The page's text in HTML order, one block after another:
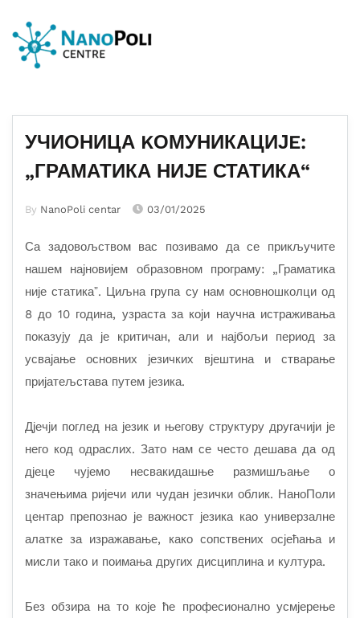
УЧИОНИЦА KОМУНИКАЦИЈE:
„ГРАМАТИКА НИЈЕ СТАТИКА“
By NanoPoli centar 03/01/2025
Са задовољством вас позивамо да се прикључите
нашем најновијем образовном програму: „Граматика
није статикаˮ. Циљна група су нам основношколци од
8 до 10 година, узраста за који научна истраживања
показују да је критичан, али и најбољи период за
усвајање основних језичких вјештина и стварање
пријатељстава путем језика.
Дјечји поглед на језик и његову структуру другачији је
него код одраслих. Зато нам се често дешава да од
дјеце чујемо несвакидашње размишљање о
значењима ријечи или чудан језички облик. НаноПоли
центар препознао је важност језика као универзалне
алатке за изражавање, како сопствених осјећања и
мисли тако и поимања других дисциплина и култура.
Без обзира на то које ће професионално усмјерење